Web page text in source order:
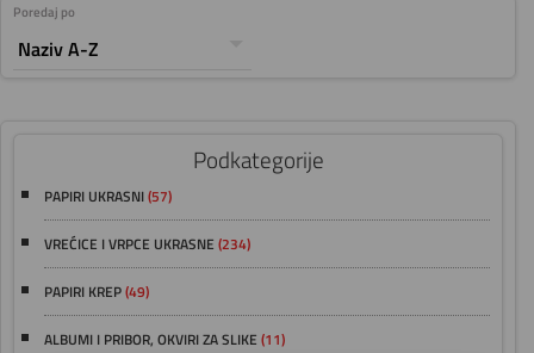
Poredaj po
Podkategorije
PAPIRI UKRASNI(57)
VREĆICE I VRPCE UKRASNE (234)
PAPIRI KREP(49)
ALBUMI I PRIBOR, OKVIRI ZA SLIKE (11)